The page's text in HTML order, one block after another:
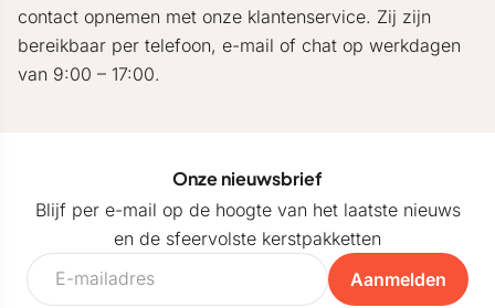
contact opnemen met onze klantenservice. Zij zijn
bereikbaar per telefoon, e-mail of chat op werkdagen
van 9:00 – 17:00.
Onze nieuwsbrief
Blijf per e-mail op de hoogte van het laatste nieuws
en de sfeervolste kerstpakketten
Aanmelden